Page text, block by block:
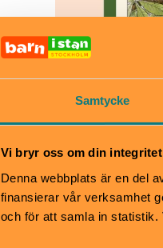
Samtycke
Vi bryr oss om din integritet
Denna webbplats är en del
finansierar vår verksamhet
och för att samla in
Ocke, Nutta